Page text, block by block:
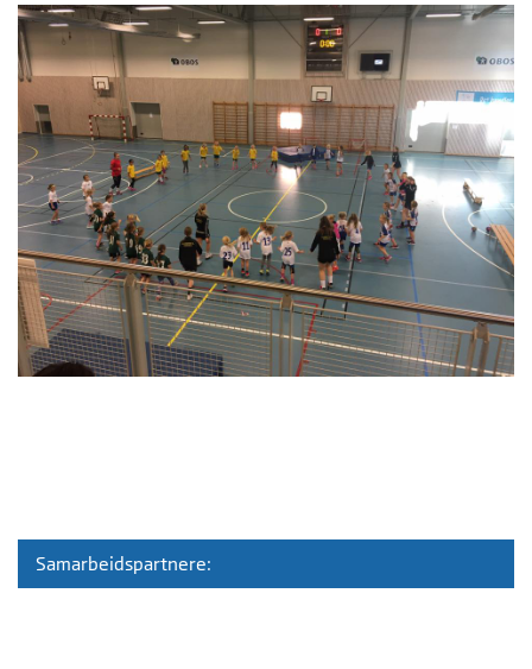
Samarbeidspartnere: